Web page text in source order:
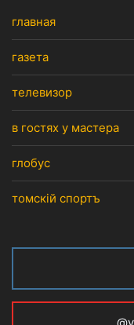
главная
газета
телевизор
в гостях у мастера
глобус
томскiй спортъ